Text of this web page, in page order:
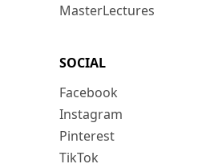
MasterLectures
SOCIAL
Facebook
Instagram
Pinterest
TikTok